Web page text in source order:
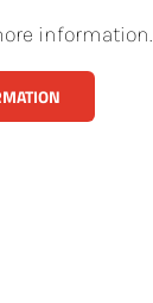
information.